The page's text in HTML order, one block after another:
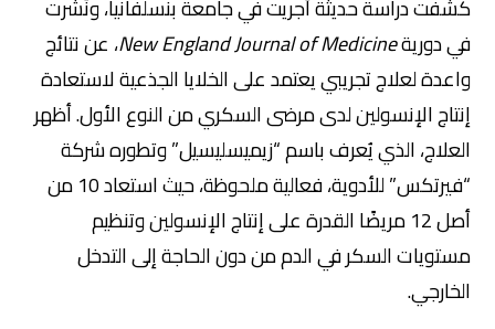
كشفت دراسة حديثة أُجريت في جامعة بنسلفانيا، ونُشرت
في دوريةNew England Journal of Medicine، عن نتائج
واعدة لعلاج تجريبي يعتمد على الخلايا الجذعية لاستعادة
إنتاج الإنسولين لدى مرضى السكري من النوع الأول. أظهر
العلاج، الذي يُعرف باسم “زيميسليسيل” وتطوره شركة
“فيرتكس” للأدوية، فعالية ملحوظة، حيث استعاد 10 من
أصل 12 مريضًا القدرة على إنتاج الإنسولين وتنظيم
مستويات السكر في الدم من دون الحاجة إلى التدخل
الخارجي.